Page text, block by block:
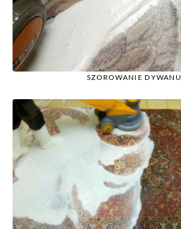
SZOROWANIE DYWANU